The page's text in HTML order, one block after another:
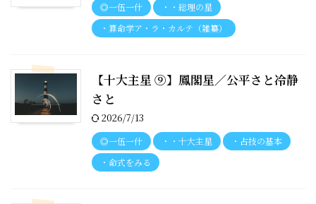
◎一伍一什
・・総理の星
・算命学ア・ラ・カルテ（雑纂）
【十大主星 ⑨】鳳閣星／公平さと冷静
さと
2026/7/13
◎一伍一什 ・・十大主星
・占技の基本
・命式をみる